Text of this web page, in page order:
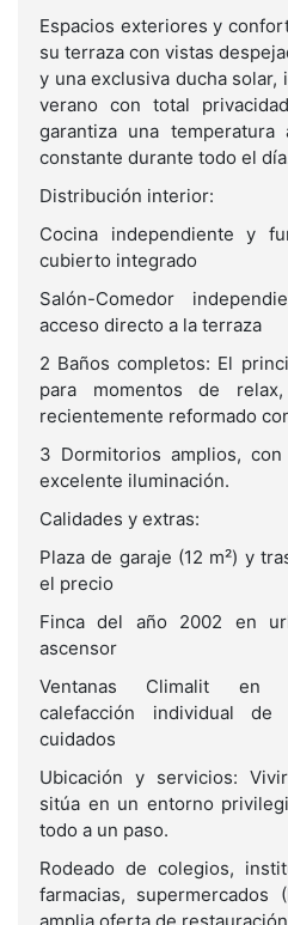
Espacios exteriores y
su terraza con vistas
y una exclusiva ducha solar,
verano con total
garantiza una
constante durante todo el
Distribución interior:
Cocina independiente y
cubierto integrado
Salón-Comedor
acceso directo a la terraza
2 Baños completos: El
para momentos de
recientemente reformado
3 Dormitorios amplios,
excelente iluminación.
Calidades y extras:
Plaza de garaje (12 m²) y
el precio
Finca del año 2002 en
ascensor
Ventanas Climalit en
calefacción individual
cuidados
Ubicación y servicios:
sitúa en un entorno
todo a un paso.
Rodeado de colegios,
farmacias, supermercados